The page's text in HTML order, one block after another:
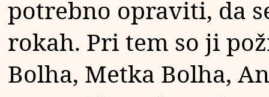
potrebno opraviti, da
rokah. Pri tem so ji
Bolha, Metka Bolha,